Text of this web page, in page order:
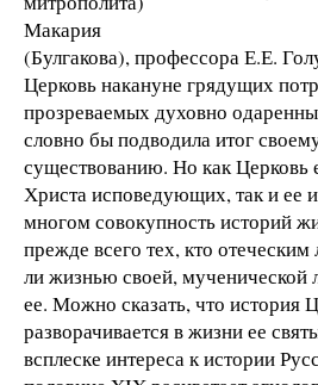
Макария
(Булгакова), профессора Е.Е.
Церковь накануне грядущих
прозреваемых духовно
словно бы подводила итог
существованию. Но как Церковь
Христа исповедующих, так и ее
многом совокупность историй
прежде всего тех, кто
ли жизнью своей, мученической
ее. Можно сказать, что история
разворачивается в жизни ее
всплеске интереса к истории